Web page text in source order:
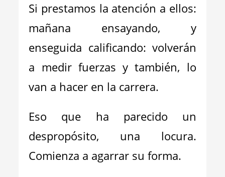
Si prestamos la atención a ellos:
mañana ensayando, y
enseguida calificando: volverán
a medir fuerzas y también, lo
van a hacer en la carrera.
Eso que ha parecido un
despropósito, una locura.
Comienza a agarrar su forma.